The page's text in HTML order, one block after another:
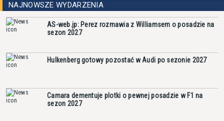
NAJNOWSZE WYDARZENIA
AS-web.jp: Perez rozmawia z Williamsem o posadzie na
sezon 2027
Hulkenberg gotowy pozostać w Audi po sezonie 2027
Camara dementuje plotki o pewnej posadzie w F1 na
sezon 2027